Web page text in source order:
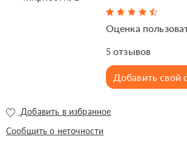
Оценка
5отзывов
Добавить свой
Добавить в избранное
Сообщить о неточности